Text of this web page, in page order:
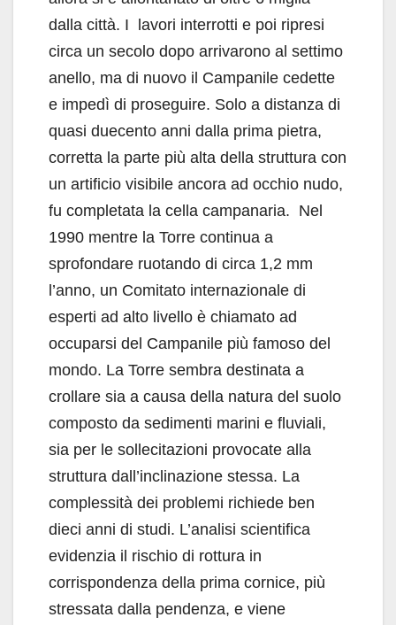
dalla città. I lavori interrotti e poi ripresi
circa un secolo dopo arrivarono al settimo
anello, ma di nuovo il Campanile cedette
e impedì di proseguire. Solo a distanza di
quasi duecento anni dalla prima pietra,
corretta la parte più alta della struttura con
un artificio visibile ancora ad occhio nudo,
fu completata la cella campanaria. Nel
1990 mentre la Torre continua a
sprofondare ruotando di circa 1,2 mm
l’anno, un Comitato internazionale di
esperti ad alto livello è chiamato ad
occuparsi del Campanile più famoso del
mondo. La Torre sembra destinata a
crollare sia a causa della natura del suolo
composto da sedimenti marini e fluviali,
sia per le sollecitazioni provocate alla
struttura dall’inclinazione stessa. La
complessità dei problemi richiede ben
dieci anni di studi. L’analisi scientifica
evidenzia il rischio di rottura in
corrispondenza della prima cornice, più
stressata dalla pendenza, e viene